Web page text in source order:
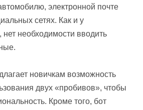
электронной почте
сетях. Как и у
необходимости вводить
новичкам возможность
двух «пробивов», чтобы
Кроме того, бот